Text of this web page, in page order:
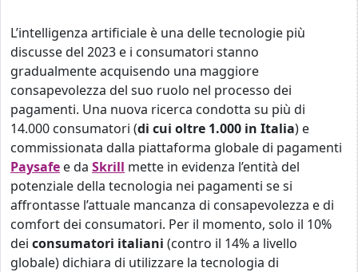
L’intelligenza artificiale è una delle tecnologie più
discusse del 2023 e i consumatori stanno
gradualmente acquisendo una maggiore
consapevolezza del suo ruolo nel processo dei
pagamenti. Una nuova ricerca condotta su più di
14.000 consumatori (di cui oltre 1.000 in Italia) e
commissionata dalla piattaforma globale di pagamenti
Paysafe e da Skrill mette in evidenza l’entità del
potenziale della tecnologia nei pagamenti se si
affrontasse l’attuale mancanza di consapevolezza e di
comfort dei consumatori. Per il momento, solo il 10%
dei consumatori italiani (contro il 14% a livello
globale) dichiara di utilizzare la tecnologia di